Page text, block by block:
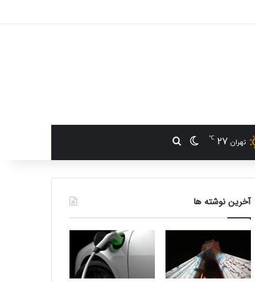
تهران 27
℃ تغییر پوسته
جستجو برای
آخرین نوشته ها